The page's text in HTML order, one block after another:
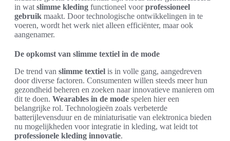
in wat slimme kleding functioneel voorprofessioneel
gebruik maakt. Door technologische ontwikkelingen in te
voeren, wordt het werk niet alleen efficiënter, maar ook
aangenamer.
De opkomst van slimme textiel in de mode
De trend van slimme textiel is in volle gang, aangedreven
door diverse factoren. Consumenten willen steeds meer hun
gezondheid beheren en zoeken naar innovatieve manieren om
dit te doen. Wearables in de mode spelen hier een
belangrijke rol. Technologieën zoals verbeterde
batterijlevensduur en de miniaturisatie van elektronica bieden
nu mogelijkheden voor integratie in kleding, wat leidt tot
professionele kleding innovatie.